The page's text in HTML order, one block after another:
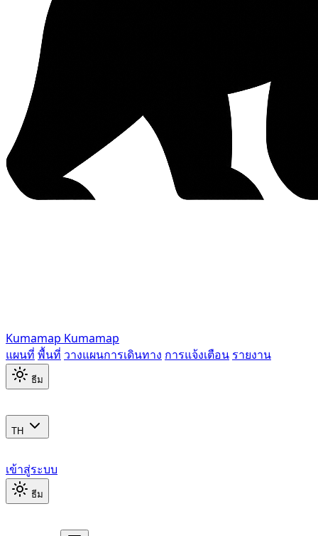
Kumamap Kumamap
แผนที่ พื้นที่ วางแผนการเดินทาง การแจ้งเตือน รายงาน
ธีม
TH
เข้าสู่ระบบ
ธีม